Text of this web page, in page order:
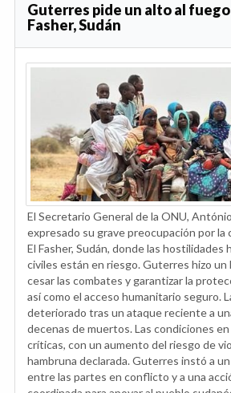
Guterres pide un alto al
Fasher, Sudán
El Secretario General de la ONU,
expresado su grave preocupación por la
El Fasher, Sudán, donde las hostilidades
civiles están en riesgo. Guterres hizo un
cesar las combates y garantizar la
así como el acceso humanitario seguro.
deteriorado tras un ataque reciente a
decenas de muertos. Las condiciones
críticas, con un aumento del riesgo de
hambruna declarada. Guterres instó a
entre las partes en conflicto y a una